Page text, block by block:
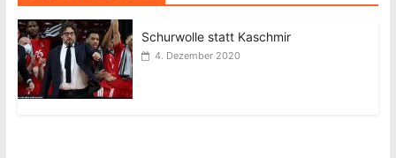
Schurwolle statt Kaschmir
4. Dezember 2020